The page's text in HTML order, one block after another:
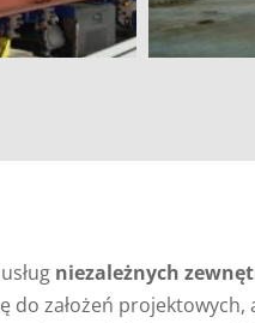
niezależnych
założeń